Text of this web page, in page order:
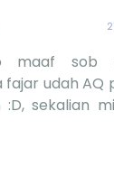
maaf sob
fajar udah AQ
:D, sekalian